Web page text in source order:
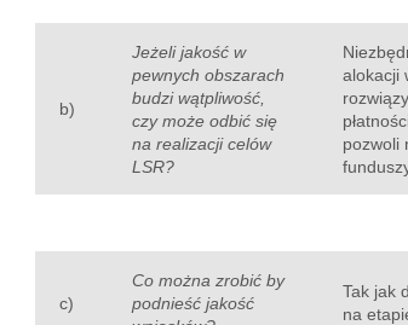
b)
Jeżeli jakość w
pewnych obszarach
budzi wątpliwość,
czy może odbić się
na realizacji celów
LSR?
alokacji
pozwoli
c)
Co można zrobić by
podnieść jakość
Tak jak
na